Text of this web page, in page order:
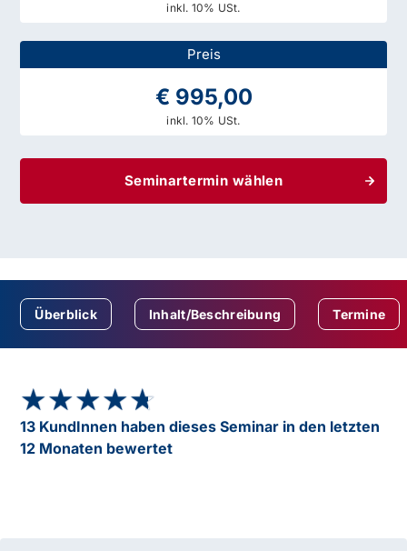
inkl. 10% USt.
Preis
€ 995,00
inkl. 10% USt.
Seminartermin wählen
Überblick Inhalt/Beschreibung Termine
★★★★★
★★★★★
13 KundInnen haben dieses Seminar in den letzten
12 Monaten bewertet